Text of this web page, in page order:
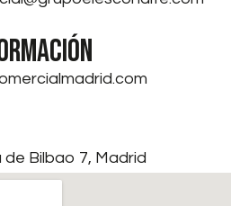
de Bilbao 7, Madrid